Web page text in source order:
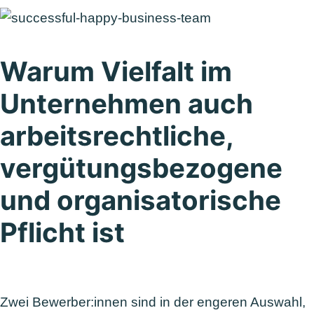
Warum Vielfalt im
Unternehmen auch
arbeitsrechtliche,
vergütungsbezogene
und organisatorische
Pflicht ist
Zwei Bewerber:innen sind in der engeren Auswahl,